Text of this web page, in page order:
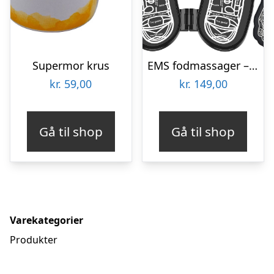
Supermor krus
kr. 59,00
Gå til shop
EMS fodmassager – Elektrostimulator
kr. 149,00
Gå til shop
Varekategorier
Produkter